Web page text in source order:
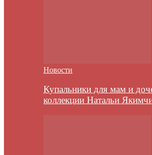
Новости
Купальники для мам и
коллекции Натальи